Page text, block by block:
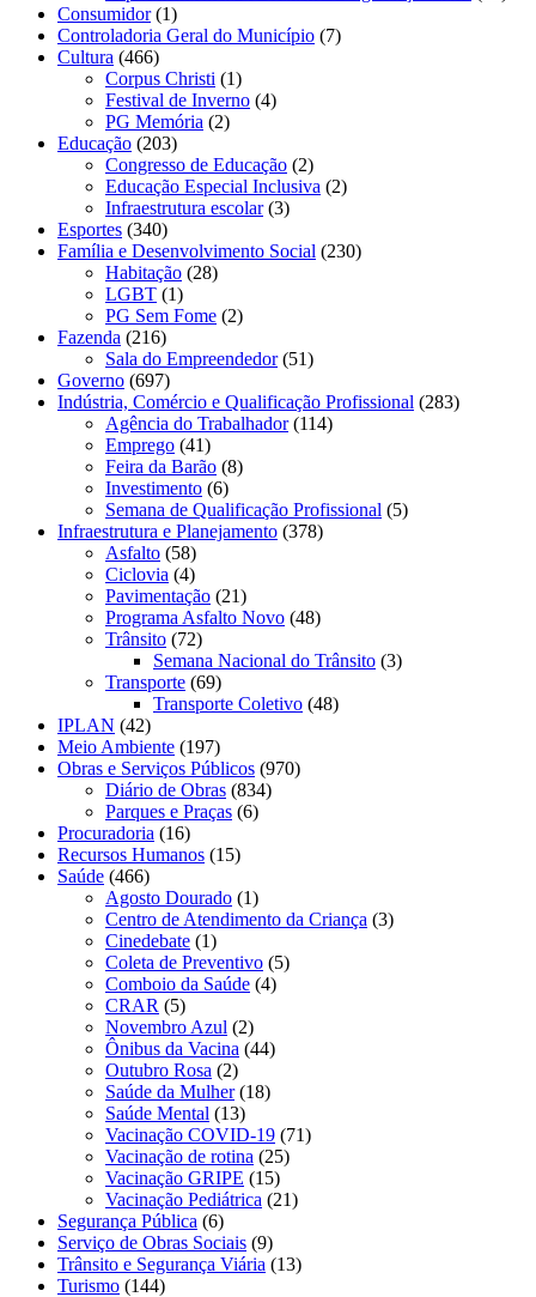
Consumidor(1)
Controladoria Geral do Município (7)
Cultura (466)
Corpus Christi (1)
Festival de Inverno (4)
PG Memória (2)
Educação (203)
Congresso de Educação (2)
Educação Especial Inclusiva (2)
Infraestrutura escolar(3)
Esportes (340)
Família e Desenvolvimento Social (230)
Habitação (28)
LGBT (1)
PG Sem Fome (2)
Fazenda (216)
Sala do Empreendedor(51)
Governo (697)
Indústria, Comércio e Qualificação Profissional (283)
Agência do Trabalhador(114)
Emprego (41)
Feira da Barão (8)
Investimento (6)
Semana de Qualificação Profissional (5)
Infraestrutura e Planejamento (378)
Asfalto (58)
Ciclovia (4)
Pavimentação (21)
Programa Asfalto Novo (48)
Trânsito (72)
Semana Nacional do Trânsito (3)
Transporte (69)
Transporte Coletivo (48)
IPLAN (42)
Meio Ambiente (197)
Obras e Serviços Públicos (970)
Diário de Obras (834)
Parques e Praças (6)
Procuradoria (16)
Recursos Humanos (15)
Saúde (466)
Agosto Dourado (1)
Centro de Atendimento da Criança (3)
Cinedebate (1)
Coleta de Preventivo (5)
Comboio da Saúde (4)
CRAR (5)
Novembro Azul (2)
Ônibus da Vacina (44)
Outubro Rosa (2)
Saúde da Mulher(18)
Saúde Mental (13)
Vacinação COVID-19 (71)
Vacinação de rotina (25)
Vacinação GRIPE (15)
Vacinação Pediátrica (21)
Segurança Pública (6)
Serviço de Obras Sociais (9)
Trânsito e Segurança Viária (13)
Turismo (144)